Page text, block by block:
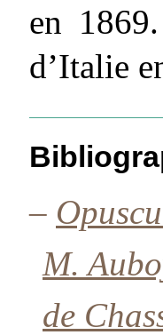
en
d’Italie
–
M.
de